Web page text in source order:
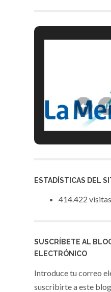
ESTADÍSTICAS DEL
414.422 visitas
SUSCRÍBETE AL
ELECTRÓNICO
Introduce tu correo
suscribirte a este